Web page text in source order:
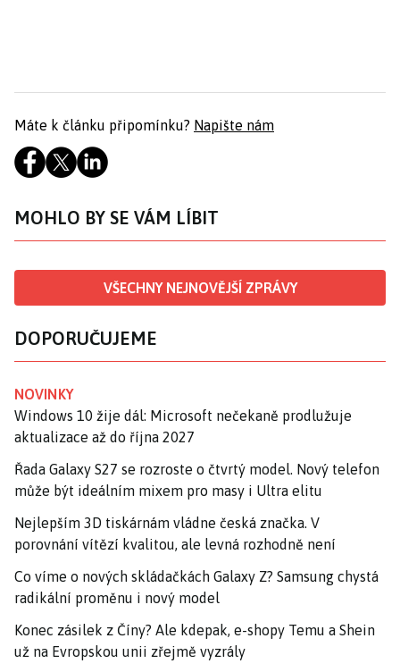
Máte k článku připomínku? Napište nám
MOHLO BY SE VÁM LÍBIT
VŠECHNY NEJNOVĚJŠÍ ZPRÁVY
DOPORUČUJEME
NOVINKY
Windows 10 žije dál: Microsoft nečekaně prodlužuje
aktualizace až do října 2027
Řada Galaxy S27 se rozroste o čtvrtý model. Nový telefon
může být ideálním mixem pro masy i Ultra elitu
Nejlepším 3D tiskárnám vládne česká značka. V
porovnání vítězí kvalitou, ale levná rozhodně není
Co víme o nových skládačkách Galaxy Z? Samsung chystá
radikální proměnu i nový model
Konec zásilek z Číny? Ale kdepak, e-shopy Temu a Shein
už na Evropskou unii zřejmě vyzrály